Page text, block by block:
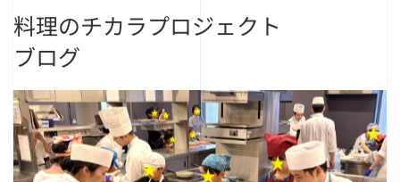
料理のチカラプロジェクト
ブログ